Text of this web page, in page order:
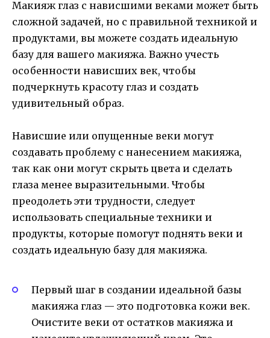
Макияж глаз с нависшими веками может быть
сложной задачей, но с правильной техникой и
продуктами, вы можете создать идеальную
базу для вашего макияжа. Важно учесть
особенности нависших век, чтобы
подчеркнуть красоту глаз и создать
удивительный образ.
Нависшие или опущенные веки могут
создавать проблему с нанесением макияжа,
так как они могут скрыть цвета и сделать
глаза менее выразительными. Чтобы
преодолеть эти трудности, следует
использовать специальные техники и
продукты, которые помогут поднять веки и
создать идеальную базу для макияжа.
Первый шаг в создании идеальной базы
макияжа глаз — это подготовка кожи век.
Очистите веки от остатков макияжа и